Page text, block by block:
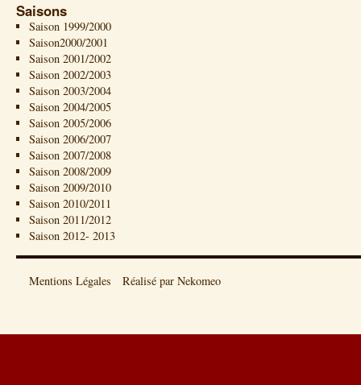
Saisons
Saison 1999/2000
Saison2000/2001
Saison 2001/2002
Saison 2002/2003
Saison 2003/2004
Saison 2004/2005
Saison 2005/2006
Saison 2006/2007
Saison 2007/2008
Saison 2008/2009
Saison 2009/2010
Saison 2010/2011
Saison 2011/2012
Saison 2012- 2013
Mentions Légales Réalisé par Nekomeo